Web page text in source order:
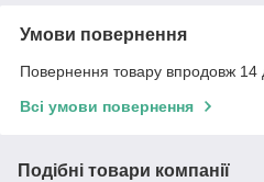
Умови повернення
Повернення товару впродовж 14
Всі умови повернення
Подібні товари компанії